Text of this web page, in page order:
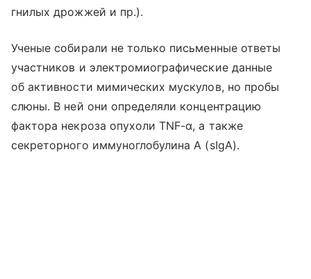
гнилых дрожжей и пр.).
Ученые собирали не только письменные ответы
участников и электромиографические данные
об активности мимических мускулов, но пробы
слюны. В ней они определяли концентрацию
фактора некроза опухоли TNF-α, а также
секреторного иммуноглобулина А (sIgA).